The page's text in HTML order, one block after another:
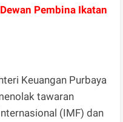
Pembina Ikatan
Keuangan Purbaya
tawaran
(IMF) dan